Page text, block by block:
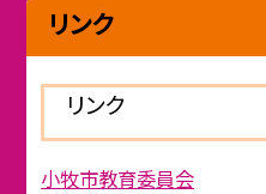
リンク
リンク
小牧市教育委員会